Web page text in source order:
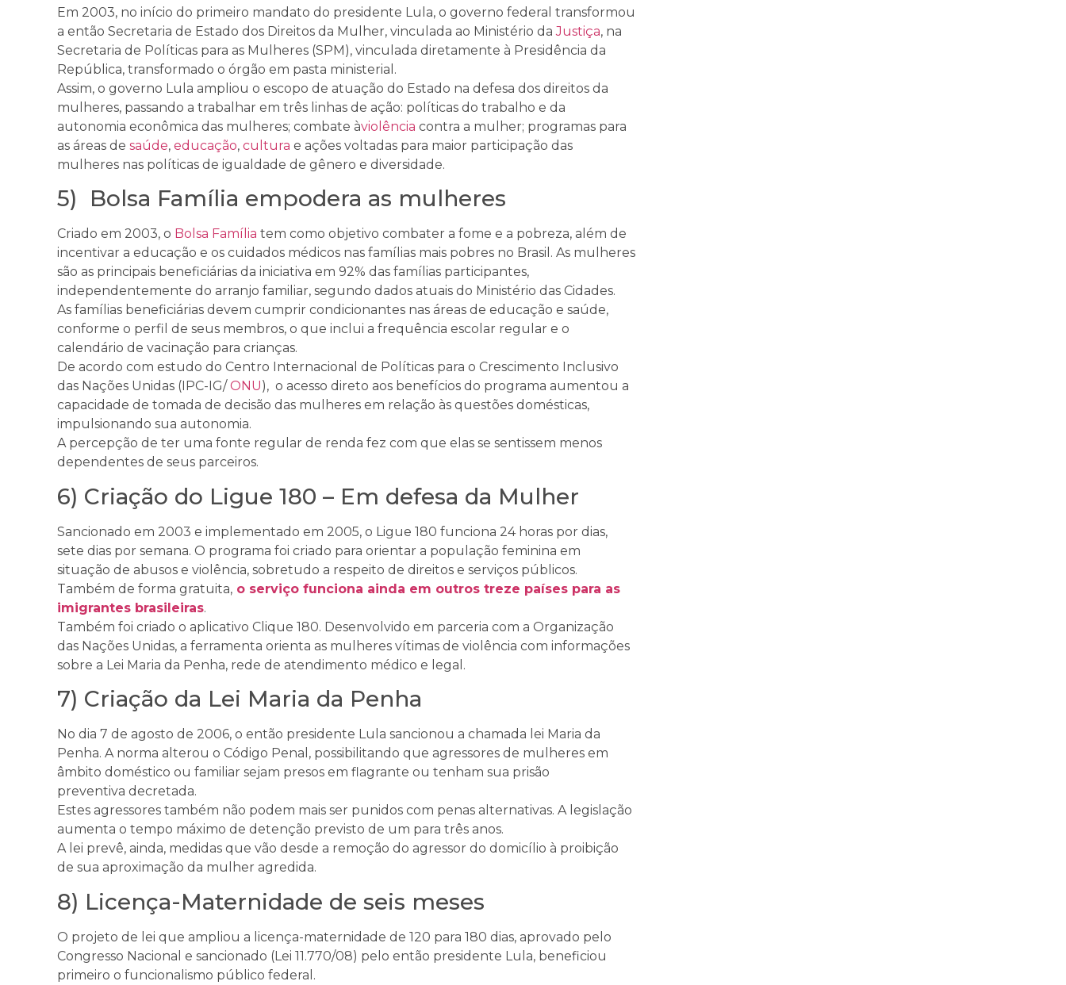
Em 2003, no início do primeiro mandato do presidente Lula, o governo federal transformou
a então Secretaria de Estado dos Direitos da Mulher, vinculada ao Ministério daJustiça, na
Secretaria de Políticas para as Mulheres (SPM), vinculada diretamente à Presidência da
República, transformado o órgão em pasta ministerial.
Assim, o governo Lula ampliou o escopo de atuação do Estado na defesa dos direitos da
mulheres, passando a trabalhar em três linhas de ação: políticas do trabalho e da
autonomia econômica das mulheres; combate àviolência contra a mulher; programas para
as áreas de saúde, educação, cultura e ações voltadas para maior participação das
mulheres nas políticas de igualdade de gênero e diversidade.
5) Bolsa Família empodera as mulheres
Criado em 2003, o Bolsa Família tem como objetivo combater a fome e a pobreza, além de
incentivar a educação e os cuidados médicos nas famílias mais pobres no Brasil. As mulheres
são as principais beneficiárias da iniciativa em 92% das famílias participantes,
independentemente do arranjo familiar, segundo dados atuais do Ministério das Cidades.
As famílias beneficiárias devem cumprir condicionantes nas áreas de educação e saúde,
conforme o perfil de seus membros, o que inclui a frequência escolar regular e o
calendário de vacinação para crianças.
De acordo com estudo do Centro Internacional de Políticas para o Crescimento Inclusivo
das Nações Unidas (IPC-IG/ ONU), o acesso direto aos benefícios do programa aumentou a
capacidade de tomada de decisão das mulheres em relação às questões domésticas,
impulsionando sua autonomia.
A percepção de ter uma fonte regular de renda fez com que elas se sentissem menos
dependentes de seus parceiros.
6) Criação do Ligue 180 – Em defesa da Mulher
Sancionado em 2003 e implementado em 2005, o Ligue 180 funciona 24 horas por dias,
sete dias por semana. O programa foi criado para orientar a população feminina em
situação de abusos e violência, sobretudo a respeito de direitos e serviços públicos.
Também de forma gratuita, o serviço funciona ainda em outros treze países para as
imigrantes brasileiras.
Também foi criado o aplicativo Clique 180. Desenvolvido em parceria com a Organização
das Nações Unidas, a ferramenta orienta as mulheres vítimas de violência com informações
sobre a Lei Maria da Penha, rede de atendimento médico e legal.
7) Criação da Lei Maria da Penha
No dia 7 de agosto de 2006, o então presidente Lula sancionou a chamada lei Maria da
Penha. A norma alterou o Código Penal, possibilitando que agressores de mulheres em
âmbito doméstico ou familiar sejam presos em flagrante ou tenham sua prisão
preventiva decretada.
Estes agressores também não podem mais ser punidos com penas alternativas. A legislação
aumenta o tempo máximo de detenção previsto de um para três anos.
A lei prevê, ainda, medidas que vão desde a remoção do agressor do domicílio à proibição
de sua aproximação da mulher agredida.
8) Licença-Maternidade de seis meses
O projeto de lei que ampliou a licença-maternidade de 120 para 180 dias, aprovado pelo
Congresso Nacional e sancionado (Lei 11.770/08) pelo então presidente Lula, beneficiou
primeiro o funcionalismo público federal.